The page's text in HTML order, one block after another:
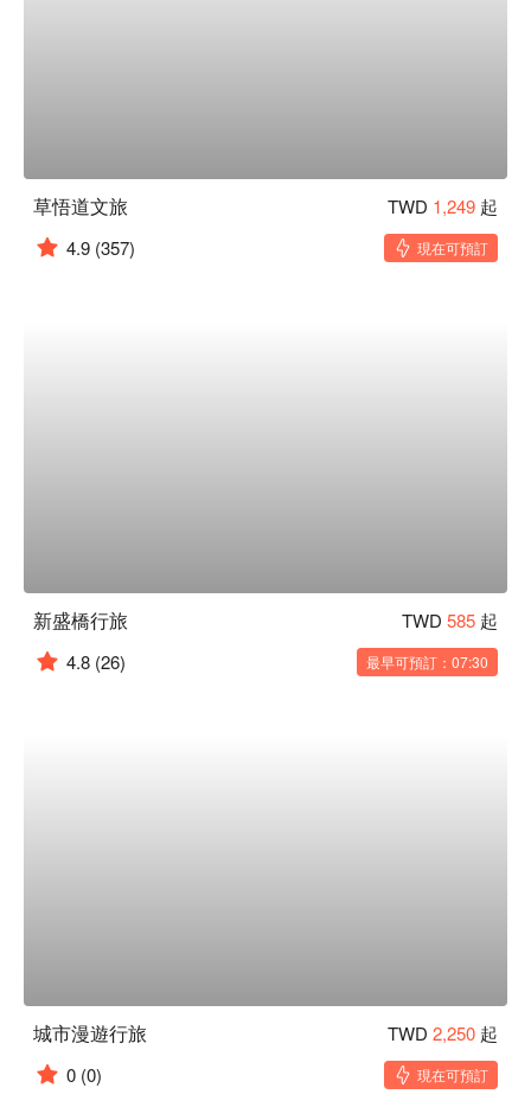
草悟道文旅 TWD 1,249 起
4.9 (357) 現在可預訂
新盛橋行旅 TWD 585 起
4.8 (26) 最早可預訂：07:30
城市漫遊行旅 TWD 2,250 起
0 (0) 現在可預訂